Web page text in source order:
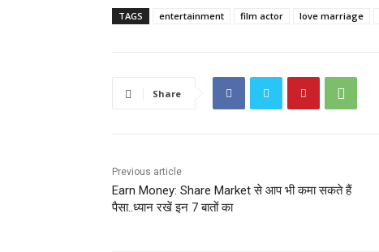
TAGS entertainment film actor love marriage
Share
Previous article
Earn Money: Share Market से आप भी कमा सकते हैं
पैसा..ध्यान रखें इन 7 बातों का